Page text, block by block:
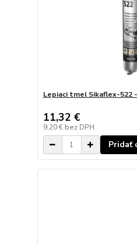
Lepiaci tmel Sikaflex-522
11,32 €
9,20 € bez DPH
Pridať